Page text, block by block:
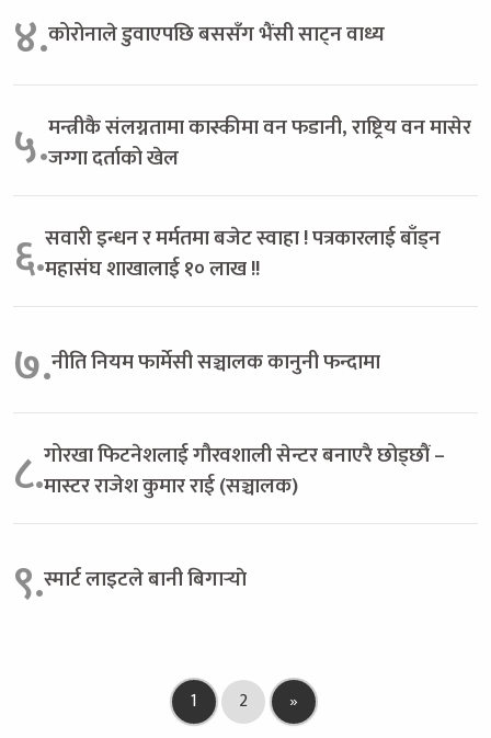
४.कोरोनाले डुवाएपछि बससँग भैंसी साट्न वाध्य
५.मन्त्रीकै संलग्नतामा कास्कीमा वन फडानी, राष्ट्रिय वन मासेर
जग्गा दर्ताको खेल
६.सवारी इन्धन र मर्मतमा बजेट स्वाहा ! पत्रकारलाई बाँड्न
महासंघ शाखालाई १० लाख !!
७.नीति नियम फार्मेसी सञ्चालक कानुनी फन्दामा
८.गोरखा फिटनेशलाई गौरवशाली सेन्टर बनाएरै छोड्छौं –
मास्टर राजेश कुमार राई (सञ्चालक)
९.स्मार्ट लाइटले बानी बिगार्‍याे
1 2 »